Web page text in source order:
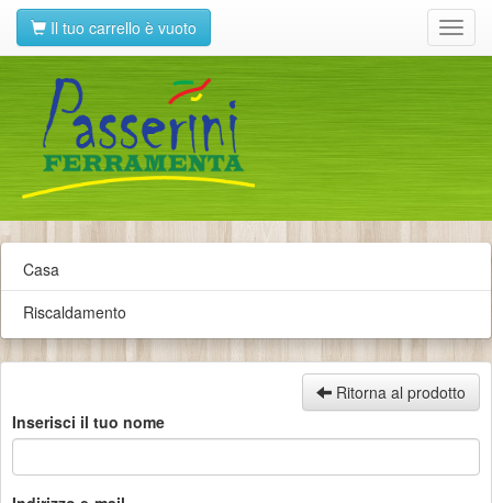
Il tuo carrello è vuoto
Casa
Riscaldamento
Ritorna al prodotto
Inserisci il tuo nome